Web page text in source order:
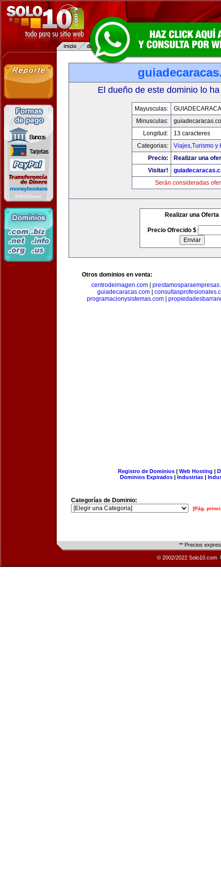
El dueño de este dominio lo
Mayusculas:
Minusculas:
Longitud:
13 caracteres
Categorias:
Viajes,Turismo y
Precio:
Realizar una
Visitar!
Serán consideradas
Realizar una Oferta
Precio Ofrecido $
Otros dominios en venta:
centrodeimagen.com
guiadecaracas.com
programacionysistemas.com|
Registro de Dominios| Web Hosting |
Dominios Expirados | Industrias |
Categorías de Dominio:
[Pág.
** Precios
© 2002/2022 Solo10.com